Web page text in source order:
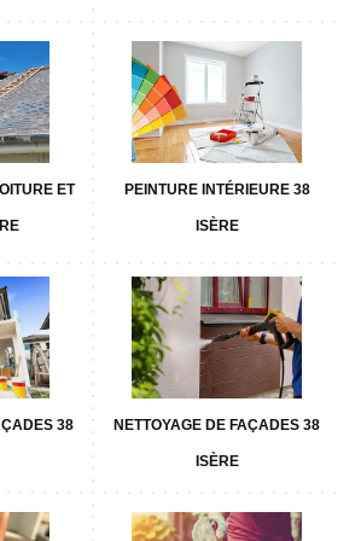
ET PEINTURE INTÉRIEURE 38
ISÈRE
38 NETTOYAGE DE FAÇADES 38
ISÈRE